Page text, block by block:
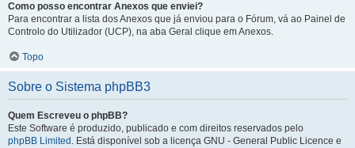
Como posso encontrar Anexos que enviei?
Para encontrar a lista dos Anexos que já enviou para o Fórum, vá ao Painel de
Controlo do Utilizador (UCP), na aba Geral clique em Anexos.
Topo
Sobre o Sistema phpBB3
Quem Escreveu o phpBB?
Este Software é produzido, publicado e com direitos reservados pelo
phpBB Limited . Está disponível sob a licença GNU - General Public Licence e